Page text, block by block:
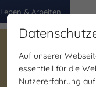
Leben & Arbeiten
Region
Auf unserer
essentiell für die
Nutzererfahrung